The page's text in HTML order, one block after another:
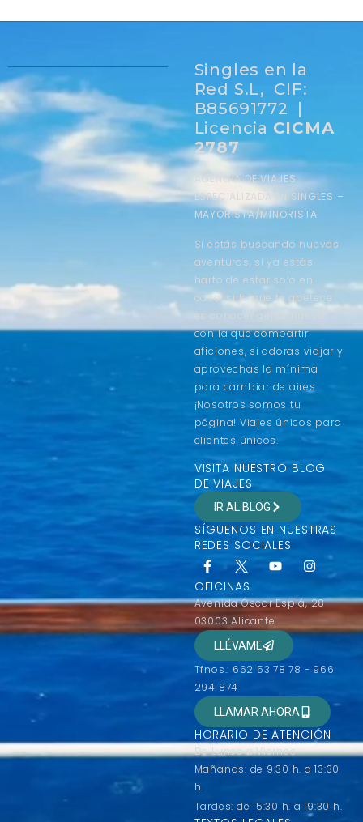
Singles en la
Red S.L, CIF:
B85691772 |
Licencia CICMA
2787
AGENCIA DE VIAJES
ESPECIALIZADA EN SINGLES –
MAYORISTA/MINORISTA
Si estás buscando nuevas
aventuras, si ya estás
harto de estar solo en
casa, si lo que te apetece
es conocer gente nueva
con la que compartir
aficiones, si adoras viajar y
aprovechas la mínima
para cambiar de aires
¡Nosotros somos tu
página! Viajes únicos para
clientes únicos.
VISITA NUESTRO BLOG
DE VIAJES
IR AL BLOG
SÍGUENOS EN NUESTRAS
REDES SOCIALES
OFICINAS
Avenida Óscar Esplá, 28
03003 Alicante
LLÉVAME
Tfnos.: 662 53 78 78 - 966
294 874
LLAMAR AHORA
HORARIO DE ATENCIÓN
De Lunes a Viernes
Mañanas: de 9:30 h. a 13:30
h.
Tardes: de 15:30 h. a 19:30 h.